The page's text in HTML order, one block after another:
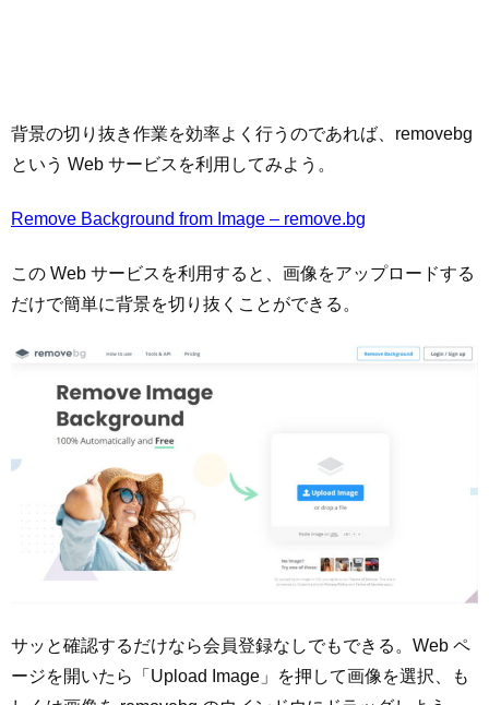
背景の切り抜き作業を効率よく行うのであれば、removebg
という Web サービスを利用してみよう。
Remove Background from Image – remove.bg
この Web サービスを利用すると、画像をアップロードする
だけで簡単に背景を切り抜くことができる。
サッと確認するだけなら会員登録なしでもできる。Web ペ
ージを開いたら「Upload Image」を押して画像を選択、も